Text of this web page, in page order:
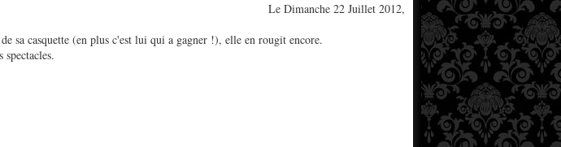
Le Dimanche 22 Juillet 2012,
sa casquette (en plus c'est lui qui a gagner !), elle en rougit encore.